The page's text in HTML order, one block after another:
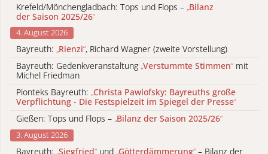
Krefeld/Mönchengladbach: Tops und Flops – „Bilanz
der Saison 2025/26“
4. August 2026
Bayreuth: „Rienzi“, Richard Wagner (zweite Vorstellung)
Bayreuth: Gedenkveranstaltung „Verstummte Stimmen“ mit
Michel Friedman
Pionteks Bayreuth: „Christa Pawlofsky: Bayreuths große
Verpflichtung - Die Festspielzeit im Spiegel der Presse“
Gießen: Tops und Flops – „Bilanz der Saison 2025/26“
3. August 2026
Bayreuth: „Siegfried“ und „Götterdämmerung“ – Bilanz der